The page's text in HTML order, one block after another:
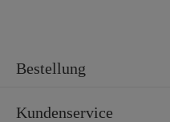
Bestellung
Kundenservice